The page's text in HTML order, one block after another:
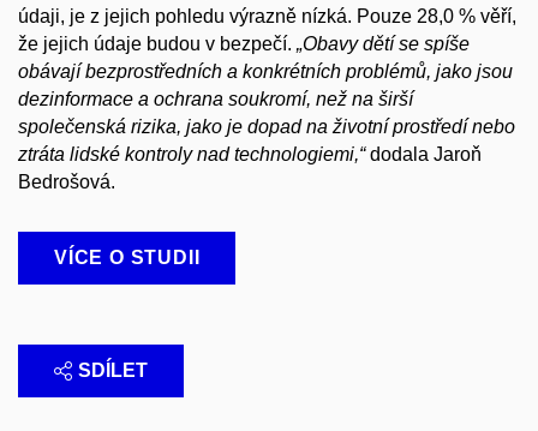
údaji, je z jejich pohledu výrazně nízká. Pouze 28,0 % věří,
že jejich údaje budou v bezpečí. „Obavy dětí se spíše
obávají bezprostředních a konkrétních problémů, jako jsou
dezinformace a ochrana soukromí, než na širší
společenská rizika, jako je dopad na životní prostředí nebo
ztráta lidské kontroly nad technologiemi,“dodala Jaroň
Bedrošová.
VÍCE O STUDII
SDÍLET